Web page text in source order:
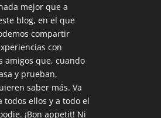
mejor que a
blog, en el que
compartir
con
amigos que, cuando
y prueban,
saber más. Va
todos ellos y a todo el
¡Bon appetit! Ni